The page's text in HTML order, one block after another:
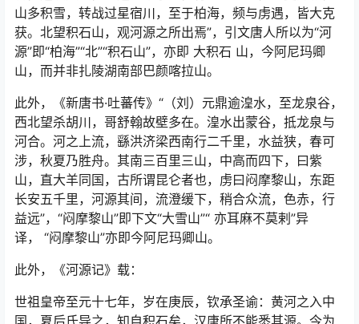
山多积雪，转战过星宿川，至于柏海，频与虏遇，皆大克
获。北望积石山，观河源之所出焉”，引文唐人所以为“河
源”即“柏海”“北”“积石山”，亦即 大积石 山，今阿尼玛卿
山，而并非扎陵湖南部巴颜喀拉山。
此外，《新唐书·吐蕃传》“（刘）元鼎逾湟水，至龙泉谷，
西北望杀胡川，哥舒翰故壁多在。湟水出蒙谷，抵龙泉与
河合。河之上流，繇洪济梁西南行二千里，水益狭，春可
涉，秋夏乃胜舟。其南三百里三山，中高而四下，曰紫
山，直大羊同国，古所谓昆仑者也，虏曰闷摩黎山，东距
长安五千里，河源其间，流澄缓下，稍合众流，色赤，行
益远”，“闷摩黎山”即下文“大雪山”“ 亦耳麻不莫剌”异
译， “闷摩黎山”亦即今阿尼玛卿山。
此外，《河源记》载：
世祖皇帝至元十七年，岁在庚辰，钦承圣谕：黄河之入中